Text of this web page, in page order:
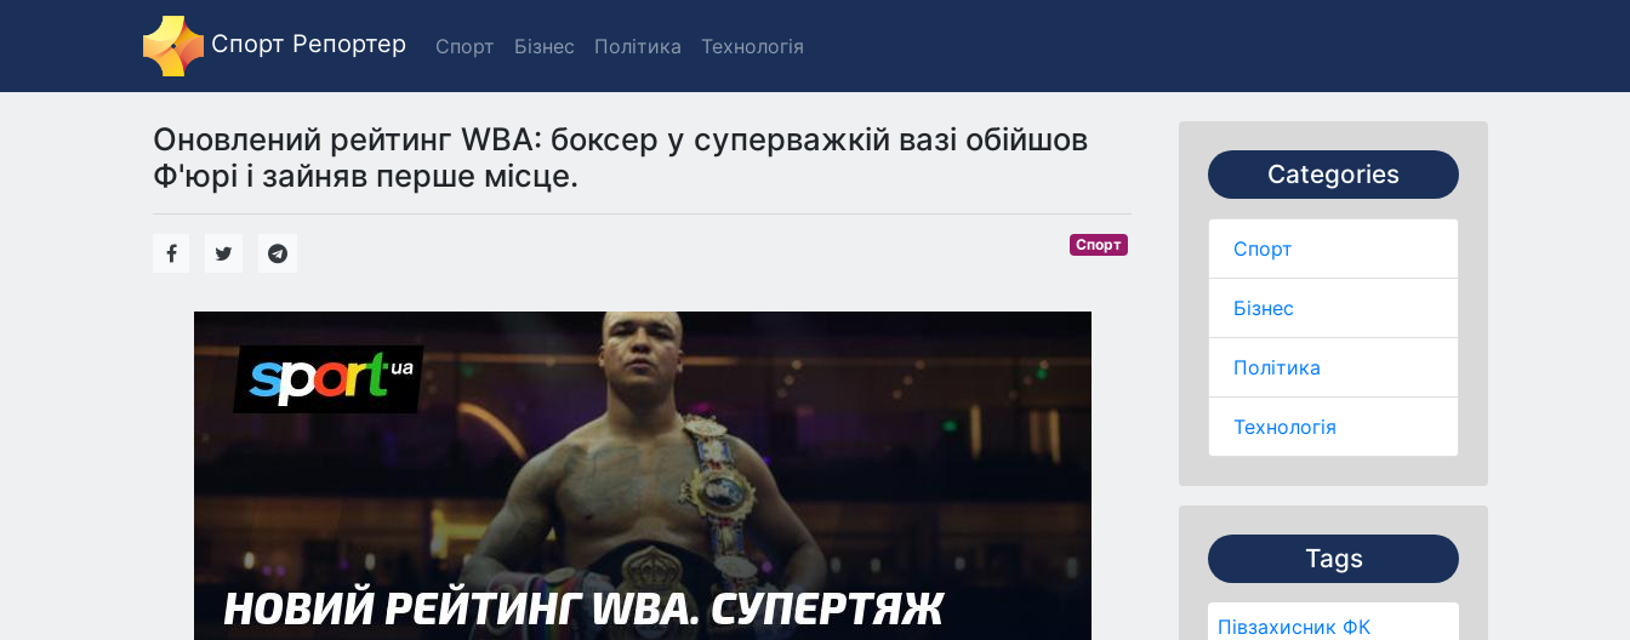
Спорт Репортер Спорт Бізнес Політика Технологія
Categories
Спорт
Бізнес
Політика
Технологія
Tags
Півзахисник ФК
Оновлений рейтинг WBA: боксер у суперважкій вазі обійшов
Ф'юрі і зайняв перше місце.
Спорт